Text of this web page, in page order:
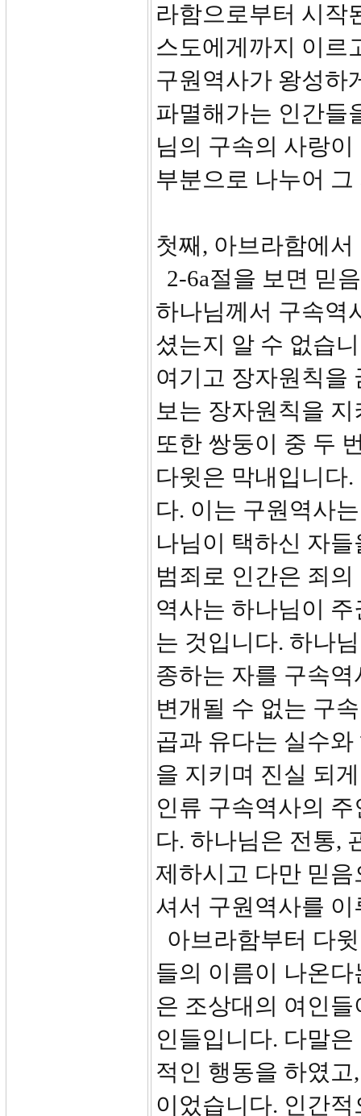
라함으로부터 시작
스도에게까지 이르
구원역사가 왕성하
파멸해가는 인간들
님의 구속의 사랑
부분으로 나누어
첫째, 아브라함에
2-6a절을 보면 믿
하나님께서 구속역
셨는지 알 수 없습
여기고 장자원칙을
보는 장자원칙을
또한 쌍둥이 중 두
다윗은 막내입니다
다. 이는 구원역사
나님이 택하신 자
범죄로 인간은 죄
역사는 하나님이
는 것입니다. 하나
종하는 자를 구속
변개될 수 없는 구
곱과 유다는 실수
을 지키며 진실 되
인류 구속역사의
다. 하나님은 전통,
제하시고 다만 믿
셔서 구원역사를
아브라함부터 다
들의 이름이 나온
은 조상대의 여인
인들입니다. 다말
적인 행동을 하였
이었습니다. 인간